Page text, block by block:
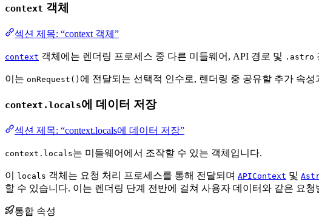
context 객체
섹션 제목: “context 객체”
context 객체에는 렌더링 프로세스 중 다른 미들웨어, API 경로 및 .astro
이는 onRequest() 에 전달되는 선택적 인수로, 렌더링 중 공유할 추가 속성
context.locals에 데이터 저장
섹션 제목: “context.locals에 데이터 저장”
context.locals는 미들웨어에서 조작할 수 있는 객체입니다.
이 locals 객체는 요청 처리 프로세스를 통해 전달되며 APIContext 및
할 수 있습니다. 이는 렌더링 단계 전반에 걸쳐 사용자 데이터와 같은 요
통합 속성